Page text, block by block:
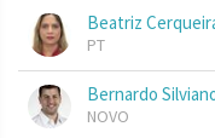
Beatriz
PT
Bernardo
NOVO